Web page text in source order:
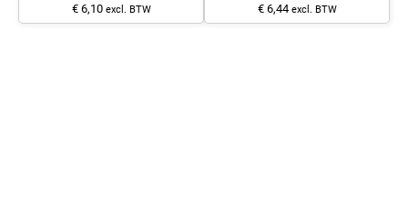
€ 6,10 excl. BTW € 6,44 excl. BTW